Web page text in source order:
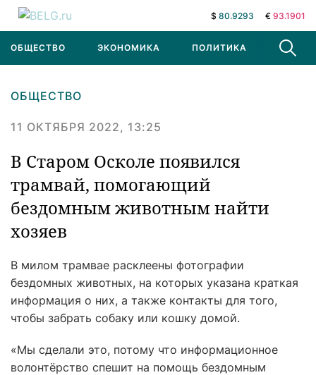
$ 80.9293 € 93.1901
ОБЩЕСТВО ЭКОНОМИКА ПОЛИТИКА В МИРЕ
ОБЩЕСТВО
11 ОКТЯБРЯ 2022, 13:25
В Старом Осколе появился
трамвай, помогающий
бездомным животным найти
хозяев
В милом трамвае расклеены фотографии
бездомных животных, на которых указана краткая
информация о них, а также контакты для того,
чтобы забрать собаку или кошку домой.
«Мы сделали это, потому что информационное
волонтёрство спешит на помощь бездомным